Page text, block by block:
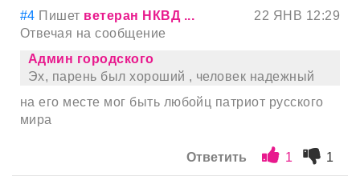
#4 Пишет ветеран НКВД ...
22 ЯНВ 12:29
Отвечая на сообщение
Админ городскoго
Эх, парень был хороший , человек надежный
на его месте мог быть любойц патриот русского
мира
Ответить 1 1